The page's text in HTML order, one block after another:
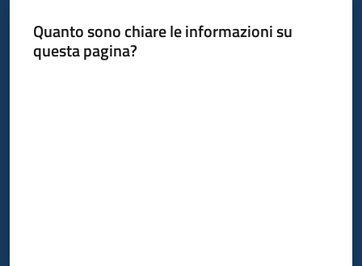
Quanto sono chiare le informazioni su
questa pagina?